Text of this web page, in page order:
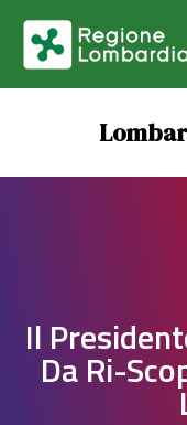
Il
Da Ri-